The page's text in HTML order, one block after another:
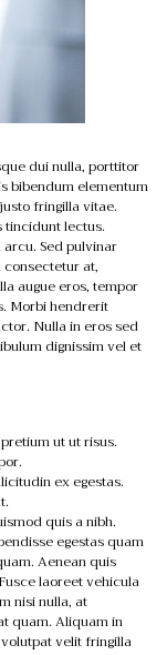
dui nulla, porttitor
bibendum elementum
fringilla vitae.
tincidunt lectus.
Sed pulvinar
at,
augue eros, tempor
Morbi hendrerit
Nulla in eros sed
dignissim vel et
ut ut risus.
ex egestas.
quis a nibh.
egestas quam
Aenean quis
laoreet vehicula
nisi nulla, at
quam. Aliquam in
velit fringilla